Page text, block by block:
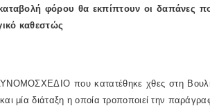
φόρου θα εκπίπτουν οι δαπάνες
καθεστώς
που κατατέθηκε χθες στη Βουλή
μία διάταξη η οποία τροποποιεί την